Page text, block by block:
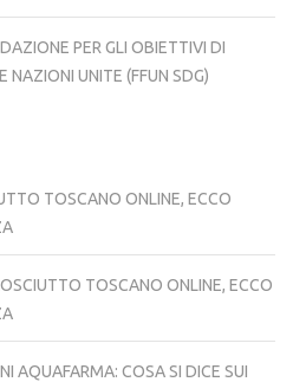
PER GLI OBIETTIVI DI
NAZIONI UNITE (FFUN SDG)
TOSCANO ONLINE, ECCO
TOSCANO ONLINE, ECCO
AQUAFARMA: COSA SI DICE SUI